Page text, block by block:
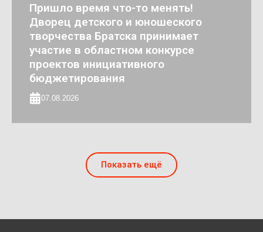
Пришло время что-то менять!
Дворец детского и юношеского
творчества Братска принимает
участие в областном конкурсе
проектов инициативного
бюджетирования
07.08.2026
Показать ещё